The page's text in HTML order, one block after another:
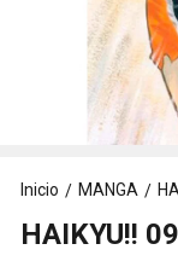
Inicio / MANGA /
HAIKYU!!